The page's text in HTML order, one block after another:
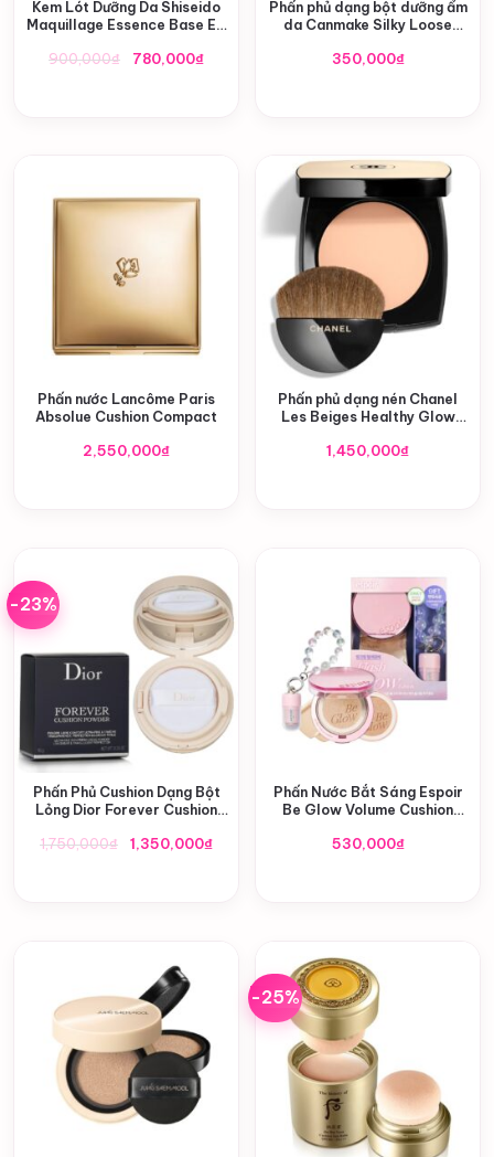
Kem Lót Dưỡng Da Shiseido
Maquillage Essence Base EX
900,000₫
Giá
780,000₫Giá
Phấn phủ dạng bột dưỡng ẩm
da Canmake Silky Loose
350,000₫
Phấn nước Lancôme Paris
Absolue Cushion Compact
2,550,000₫
Phấn phủ dạng nén Chanel
Les Beiges Healthy Glow
1,450,000₫
-23%
Phấn Phủ Cushion Dạng Bột
Lỏng Dior Forever Cushion
1,750,000₫
Giá
1,350,000₫Giá
Phấn Nước Bắt Sáng Espoir
Be Glow Volume Cushion
PA+++
530,000₫
-25%